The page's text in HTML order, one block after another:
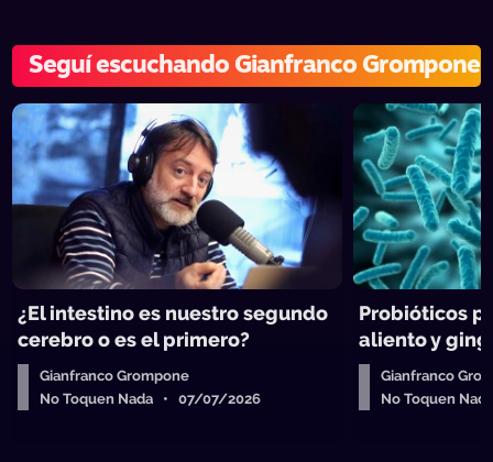
Seguí escuchando Gianfranco Grompone
¿El intestino es nuestro segundo
cerebro o es el primero?
Gianfranco Grompone
No Toquen Nada • 07/07/2026
Probióticos
aliento y
Gianfranco
No Toquen